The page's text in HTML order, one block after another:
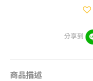
分享到
商品描述